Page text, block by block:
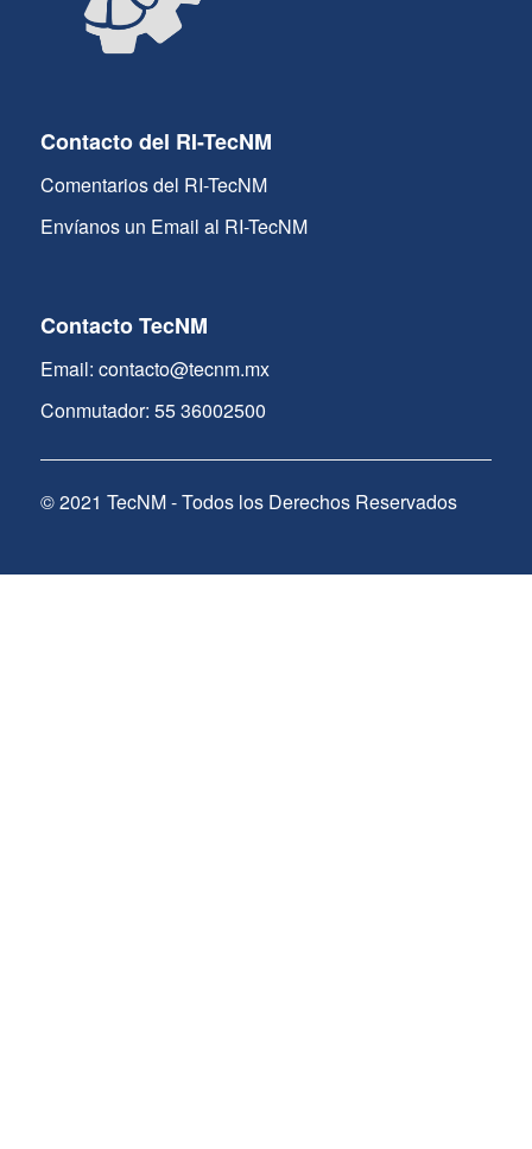
Contacto del RI-TecNM
Comentarios del RI-TecNM
Envíanos un Email al RI-TecNM
Contacto TecNM
Email: contacto@tecnm.mx
Conmutador: 55 36002500
© 2021 TecNM - Todos los Derechos Reservados